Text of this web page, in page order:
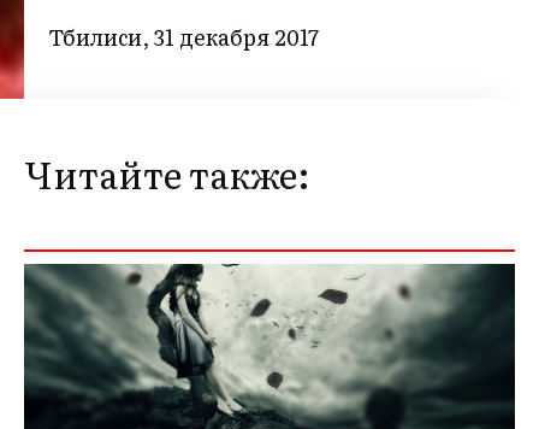
Тбилиси, 31 декабря 2017
Читайте также: